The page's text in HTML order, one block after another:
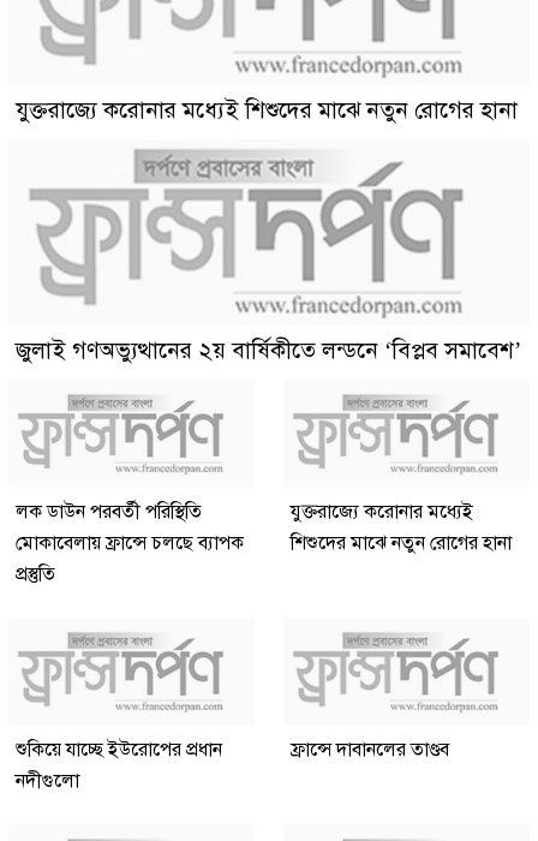
যুক্তরাজ্যে করোনার মধ্যেই শিশুদের মাঝে নতুন রোগের হানা
জুলাই গণঅভ্যুত্থানের ২য় বার্ষিকীতে লন্ডনে ‘বিপ্লব সমাবেশ’
লক ডাউন পরবর্তী পরিস্থিতি
মোকাবেলায় ফ্রান্সে চলছে ব্যাপক
প্রস্তুতি
যুক্তরাজ্যে করোনার মধ্যেই
শিশুদের মাঝে নতুন রোগের হানা
শুকিয়ে যাচ্ছে ইউরোপের প্রধান
নদীগুলো
ফ্রান্সে দাবানলের তাণ্ডব